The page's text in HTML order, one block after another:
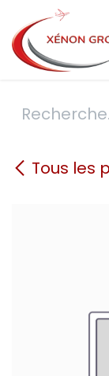
Se rendre au
Tous les